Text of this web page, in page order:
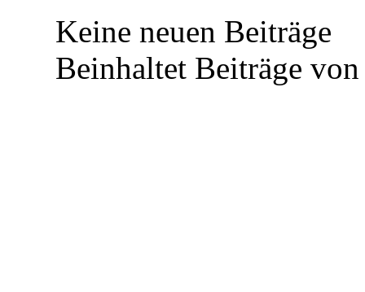
Keine neuen Beiträge
Beinhaltet Beiträge